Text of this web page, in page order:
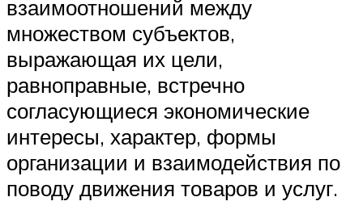
взаимоотношений между
множеством субъектов,
выражающая их цели,
равноправные, встречно
согласующиеся экономические
интересы, характер, формы
организации и взаимодействия по
поводу движения товаров и услуг.